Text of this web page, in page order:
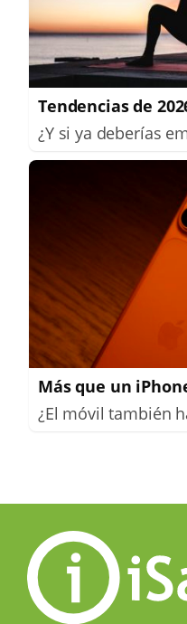
Tendencias de
¿Y si ya deberías
Más que un
¿El móvil también